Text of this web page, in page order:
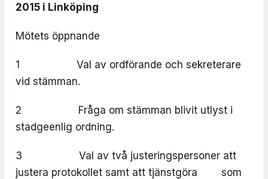
2015 i Linköping
Mötets öppnande
1 Val av ordförande och sekreterare
vid stämman.
2 Fråga om stämman blivit utlyst i
stadgeenlig ordning.
3 Val av två justeringspersoner att
justera protokollet samt att tjänstgöra som